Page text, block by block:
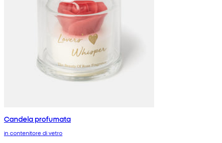
Candela profumata
in contenitore di vetro